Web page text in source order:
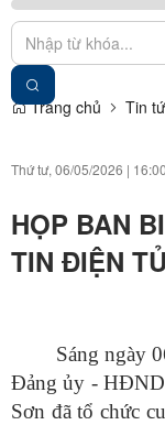
Trang chủ Tin
Thứ tư, 06/05/2026 | 16:00
HỌP BAN
TIN ĐIỆN
Sáng ngày
Đảng ủy - HĐND
Sơn đã tổ chức